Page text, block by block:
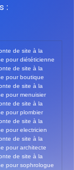
:
de site à la
pour diététicienne
de site à la
pour boutique
de site à la
pour menuisier
de site à la
pour plombier
de site à la
pour electricien
de site à la
pour architecte
de site à la
pour sophrologue